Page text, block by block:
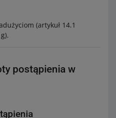
(artykuł 14.1
postąpienia w